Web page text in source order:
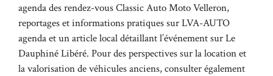
agenda des rendez-vous Classic Auto Moto Velleron,
reportages et informations pratiques surLVA-AUTO
agendaet un article local détaillant l’événement surLe
Dauphiné Libéré. Pour des perspectives sur la location et
la valorisation de véhicules anciens, consulter également